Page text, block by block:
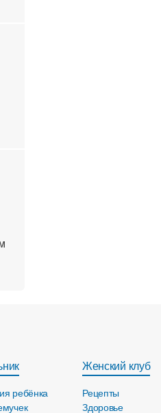
ребёнка
Женский клуб
Рецепты
Здоровье